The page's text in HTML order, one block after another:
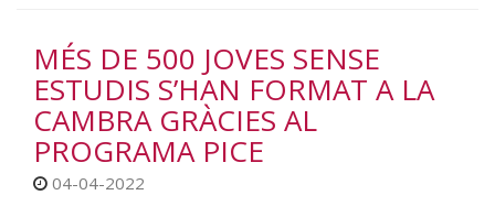
MÉS DE 500 JOVES SENSE
ESTUDIS S’HAN FORMAT A LA
CAMBRA GRÀCIES AL
PROGRAMA PICE
04-04-2022